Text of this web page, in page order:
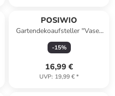
POSIWIO
Gartendekoaufsteller ''Vase''
in Orange - (B)17,5 x (H)50 x
(T)7 cm
-15%
16,99 €
UVP: 19,99 €*